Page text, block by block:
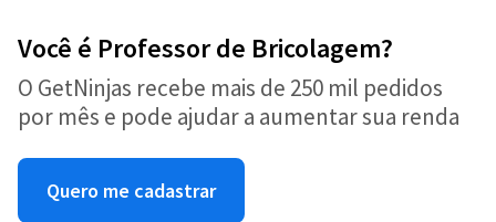
Você é Professor de Bricolagem?
O GetNinjas recebe mais de 250 mil pedidos
por mês e pode ajudar a aumentar sua renda
Quero me cadastrar